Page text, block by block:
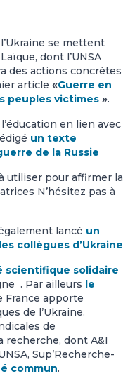
se mettent
dont l’UNSA
des actions concrètes
article «Guerre en
peuples victimes ».
en lien avec
un texte
de la Russie
utiliser pour affirmer la
N’hésitez pas à
lancé un
collègues d’Ukraine
scientifique solidaire
. Par ailleurs le
France apporte
de l’Ukraine.
de
recherche, dont A&I
Sup’Recherche-
commun.